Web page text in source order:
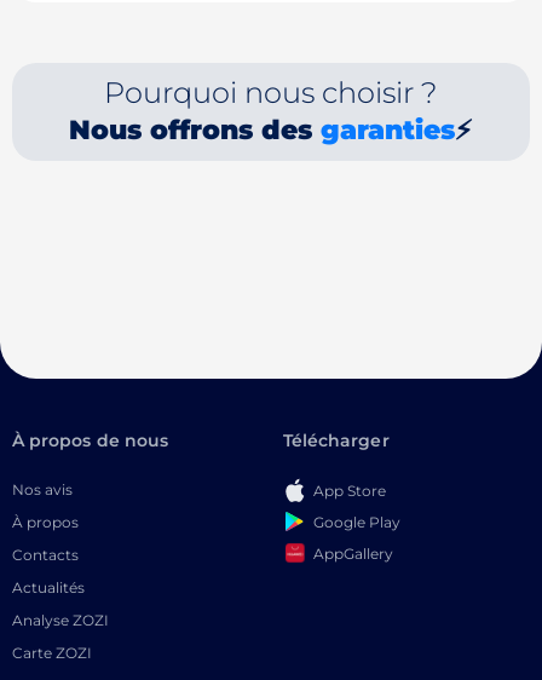
Pourquoi nous choisir ?
Nous offrons desgaranties⚡
À propos de nous
Nos avis
À propos
Contacts
Actualités
Analyse ZOZI
Carte ZOZI
Télécharger
App Store
Google Play
AppGallery